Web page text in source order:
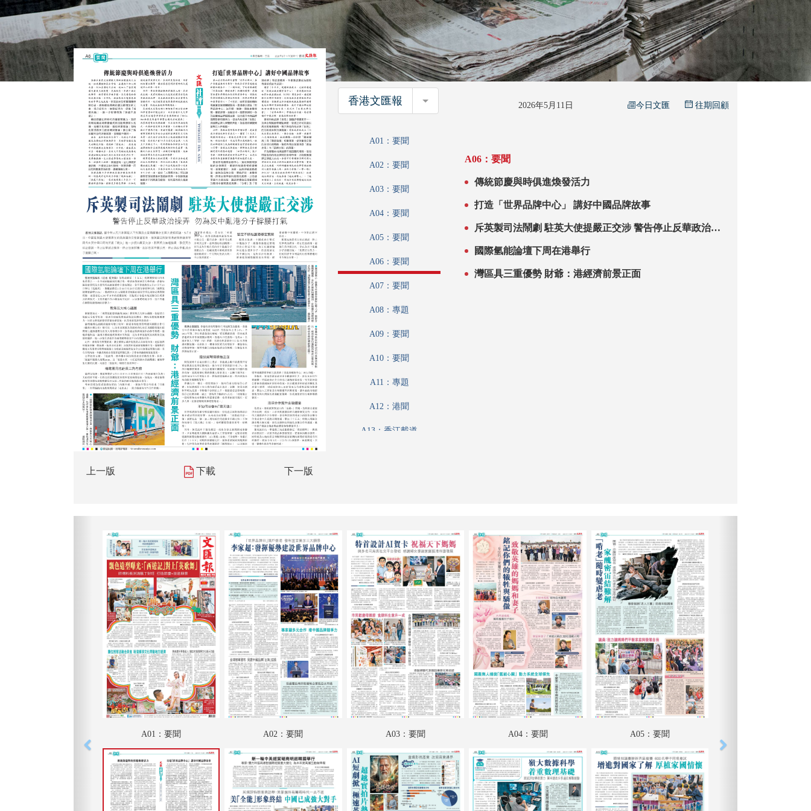
上一版 下載 下一版
香港文匯報 香港文匯報 2026年5月11日 今日文匯 往期回顧
A01：要聞
A02：要聞
A03：要聞
A04：要聞
A05：要聞
A06：要聞
A07：要聞
A08：專題
A09：要聞
A10：要聞
A11：專題
A12：港聞
A13：香江載道
A18：國際專題
A19：國際
A20：國際
B01：娛樂
B02：娛樂
B03：體育
B04：體育
A06：要聞
傳統節慶與時俱進煥發活力
打造「世界品牌中心」 講好中國品牌故事
斥英製司法鬧劇 駐英大使提嚴正交涉 警告停止反華政治操
國際氫能論壇下周在港舉行
灣區具三重優勢 財爺：港經濟前景正面
A01：要聞 A02：要聞 A03：要聞 A04：要聞 A05：要聞